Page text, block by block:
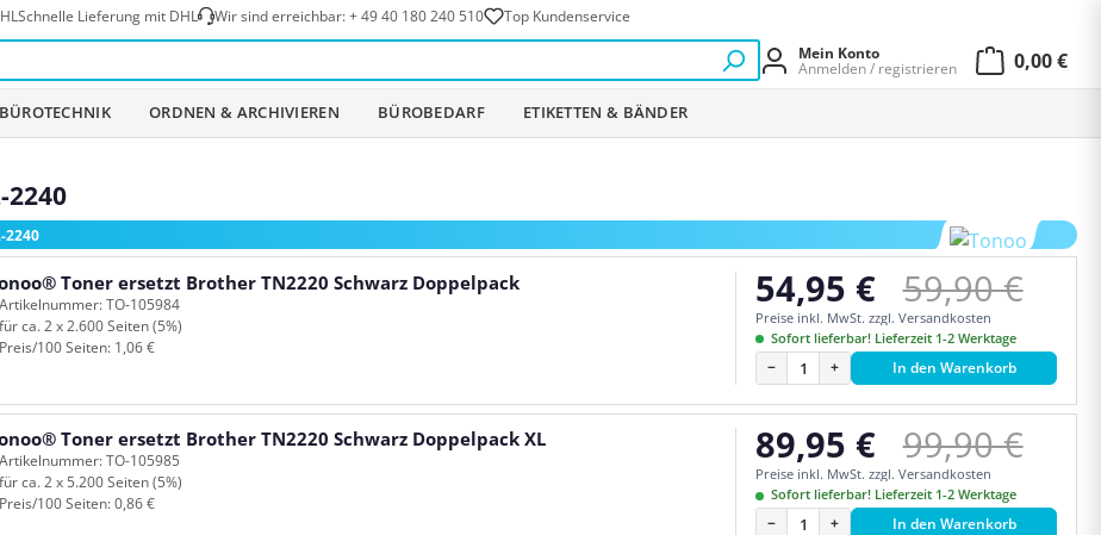
Schnelle Lieferung mit DHL Wir sind erreichbar:+ 49 40 180 240 510 Top Kundenservice
Mein Konto
Anmelden / registrieren
0,00 €
BÜROTECHNIK ORDNEN & ARCHIVIEREN BÜROBEDARF ETIKETTEN & BÄNDER
2240
Toner ersetzt Brother TN2220 Schwarz Doppelpack
TO-105984
ca. 2 x 2.600 Seiten (5%)
100 Seiten: 1,06 €
Verkaufspreis:
54,95 € Regulärer
59,90 €
Preise inkl. MwSt. zzgl. Versandkosten
Sofort lieferbar! Lieferzeit 1-2 Werktage
− + In den Warenkorb
Toner ersetzt Brother TN2220 Schwarz Doppelpack XL
TO-105985
ca. 2 x 5.200 Seiten (5%)
100 Seiten: 0,86 €
Verkaufspreis:
89,95 € Regulärer
99,90 €
Preise inkl. MwSt. zzgl. Versandkosten
Sofort lieferbar! Lieferzeit 1-2 Werktage
− + In den Warenkorb